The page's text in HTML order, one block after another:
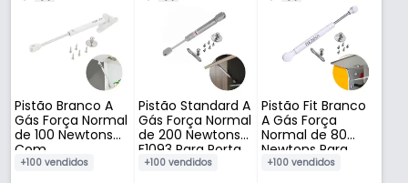
Pistão Branco A
Gás Força Normal
de 100 Newtons
Com
Amortecedor
+100 vendidos
Pistão Standard A
Gás Força Normal
de 200 Newtons
F1093 Para Porta
Hardt
+100 vendidos
Pistão Fit Branco
A Gás Força
Normal de 80
Newtons Para
Porta Renna
+100 vendidos